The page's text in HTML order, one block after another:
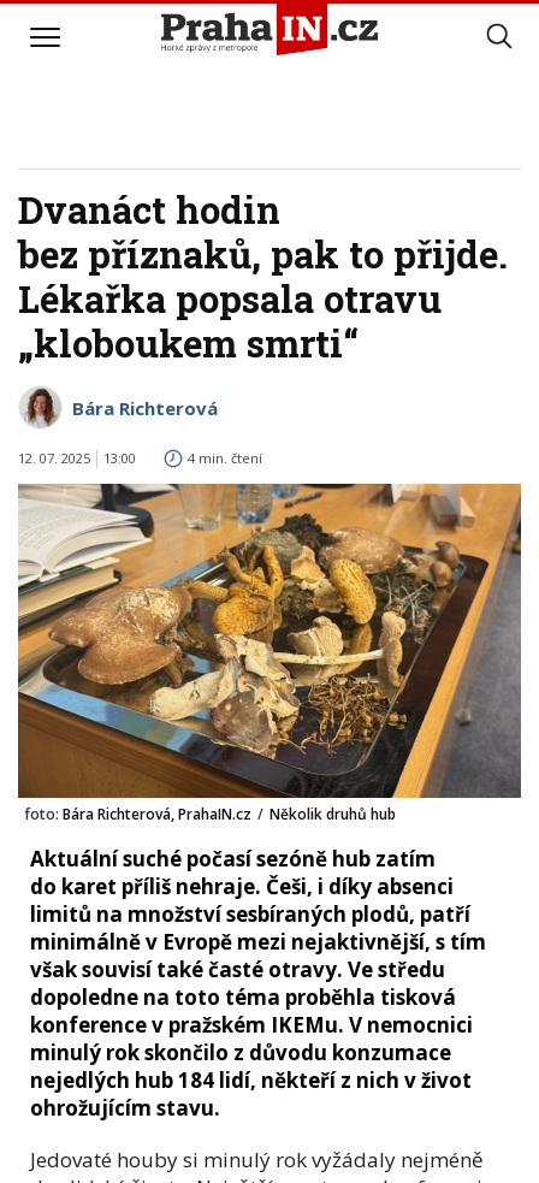
Dvanáct hodin
bez příznaků, pak to přijde.
Lékařka popsala otravu
„kloboukem smrti“
Bára Richterová
12. 07. 2025 13:00 4 min. čtení
foto: Bára Richterová, PrahaIN.cz / Několik druhů hub
Aktuální suché počasí sezóně hub zatím
do karet příliš nehraje. Češi, i díky absenci
limitů na množství sesbíraných plodů, patří
minimálně v Evropě mezi nejaktivnější, s tím
však souvisí také časté otravy. Ve středu
dopoledne na toto téma proběhla tisková
konference v pražském IKEMu. V nemocnici
minulý rok skončilo z důvodu konzumace
nejedlých hub 184 lidí, někteří z nich v život
ohrožujícím stavu.
Jedovaté houby si minulý rok vyžádaly nejméně